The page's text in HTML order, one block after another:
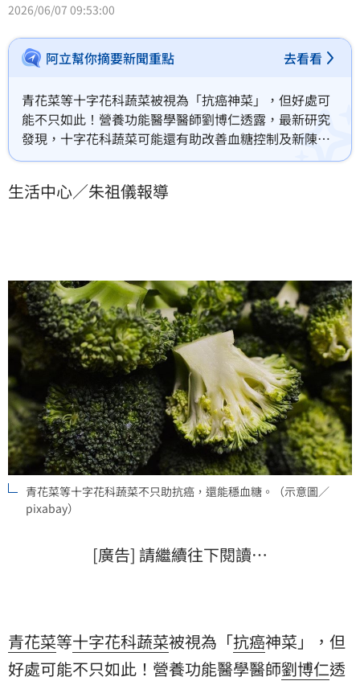
2026/06/07 09:53:00
阿立幫你摘要新聞重點 去看看
青花菜等十字花科蔬菜被視為「抗癌神菜」，但好處可
能不只如此！營養功能醫學醫師劉博仁透露，最新研究
發現，十字花科蔬菜可能還有助改善血糖控制及新陳代
謝，但要記得，若想得到更多營養成分，最好用清蒸、
生活中心／朱祖儀報導
青花菜等十字花科蔬菜不只助抗癌，還能穩血糖。（示意圖／
pixabay）
[廣告] 請繼續往下閱讀…
青花菜等十字花科蔬菜被視為「抗癌神菜」，但
好處可能不只如此！營養功能醫學醫師劉博仁透